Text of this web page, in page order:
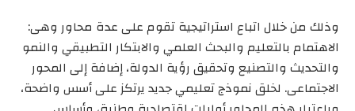
وذلك من خلال اتباع استراتيجية تقوم على عدة محاور وهى:
الاهتمام بالتعليم والبحث العلمي والابتكار التطبيقي والنمو
والتحديث والتصنيع وتحقيق رؤية الدولة، إضافة إلى المحور
الاجتماعى. لخلق نموذج تعليمي جديد يرتكز على أسس واضحة،